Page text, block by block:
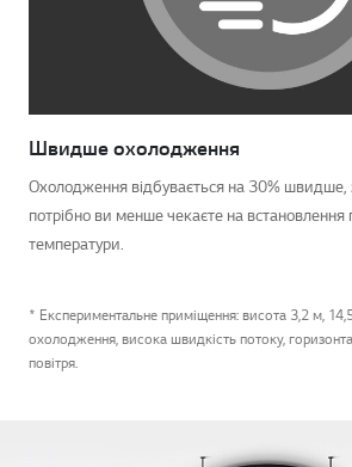
Швидше охолодження
Охолодження відбувається на 30% швидше,
потрібно ви менше чекаєте на встановлення
температури.
* Експериментальне приміщення: висота 3,2 м,
охолодження, висока швидкість потоку,
повітря.